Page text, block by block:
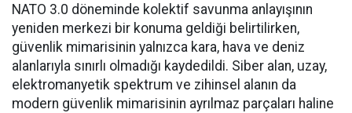
NATO 3.0 döneminde kolektif savunma anlayışının
yeniden merkezi bir konuma geldiği belirtilirken,
güvenlik mimarisinin yalnızca kara, hava ve deniz
alanlarıyla sınırlı olmadığı kaydedildi. Siber alan, uzay,
elektromanyetik spektrum ve zihinsel alanın da
modern güvenlik mimarisinin ayrılmaz parçaları haline